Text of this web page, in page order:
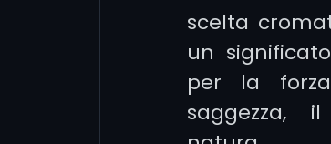
scelta
un
per la
saggezza,